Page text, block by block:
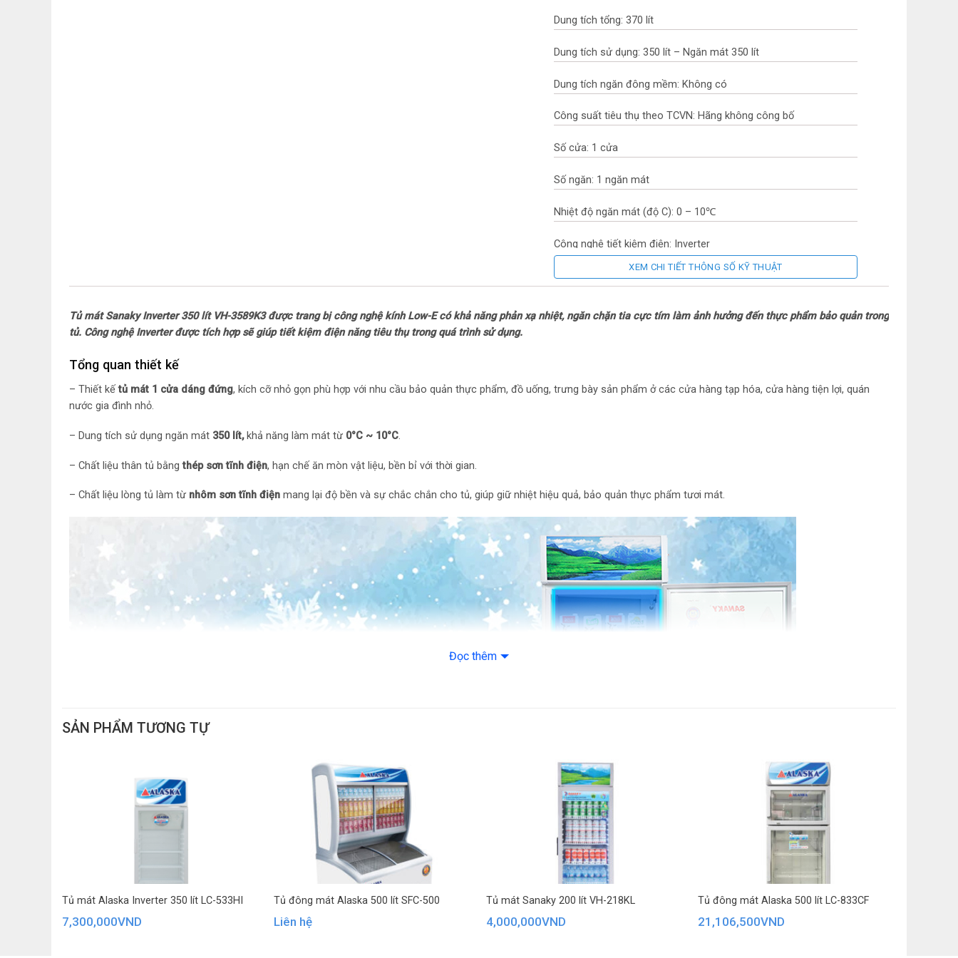
Dung tích tổng: 370 lít
Dung tích sử dụng: 350 lít – Ngăn mát 350 lít
Dung tích ngăn đông mềm: Không có
Công suất tiêu thụ theo TCVN: Hãng không công bố
Số cửa: 1 cửa
Số ngăn: 1 ngăn mát
Nhiệt độ ngăn mát (độ C): 0 – 10℃
Công nghệ tiết kiệm điện: Inverter
Công nghệ tích hợp: Công nghệ làm lạnh Nofrost
Chất liệu dàn lạnh: Đồng
Nhựa
Khoá cửa tủ
Cửa kính
Lỗ thoát nước
Bánh xe
Sản xuất tại: Việt Nam
Năm ra mắt: 2022
Hãng: Sanaky
XEM CHI TIẾT THÔNG SỐ KỸ THUẬT
Tủ mát Sanaky Inverter 350 lít VH-3589K3 được trang bị công nghệ kính Low-E có khả năng phản xạ nhiệt, ngăn chặn tia cực tím làm ảnh hưởng đến thực phẩm bảo quản trong
tủ. Công nghệ Inverter được tích hợp sẽ giúp tiết kiệm điện năng tiêu thụ trong quá trình sử dụng.
Tổng quan thiết kế
– Thiết kếtủ mát 1 cửa dáng đứng, kích cỡ nhỏ gọn phù hợp với nhu cầu bảo quản thực phẩm, đồ uống, trưng bày sản phẩm ở các cửa hàng tạp hóa, cửa hàng tiện lợi, quán
nước gia đình nhỏ.
– Dung tích sử dụng ngăn mát 350 lít, khả năng làm mát từ 0°C ~ 10°C.
– Chất liệu thân tủ bằngthép sơn tĩnh điện, hạn chế ăn mòn vật liệu, bền bỉ với thời gian.
– Chất liệu lòng tủ làm từ nhôm sơn tĩnh điện mang lại độ bền và sự chắc chắn cho tủ, giúp giữ nhiệt hiệu quả, bảo quản thực phẩm tươi mát.
Đọc thêm
SẢN PHẨM TƯƠNG TỰ
Tủ mát Alaska Inverter 350 lít LC-533HI
7,300,000VND
Tủ đông mát Alaska 500 lít SFC-500
Liên hệ
Tủ mát Sanaky 200 lít VH-218KL
4,000,000VND
Tủ đông mát Alaska 500 lít LC-833CF
21,106,500VND